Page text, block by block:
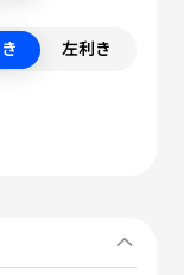
左利き